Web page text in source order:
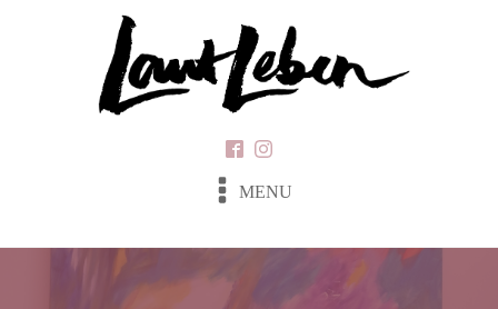
MENU